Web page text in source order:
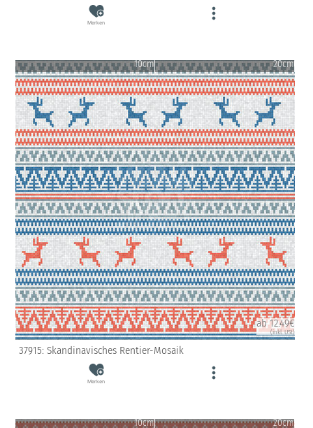
Merken
10cm 20cm
ab 12.49€
(inkl. USt)
37915: Skandinavisches Rentier-Mosaik
Merken
10cm 20cm